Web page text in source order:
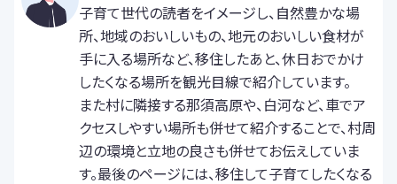
子育て世代の読者をイメージし、自然豊かな場
所、地域のおいしいもの、地元のおいしい食材が
手に入る場所など、移住したあと、休日おでかけ
したくなる場所を観光目線で紹介しています。
また村に隣接する那須高原や、白河など、車でア
クセスしやすい場所も併せて紹介することで、村周
辺の環境と立地の良さも併せてお伝えしていま
す。最後のページには、移住して子育てしたくなる